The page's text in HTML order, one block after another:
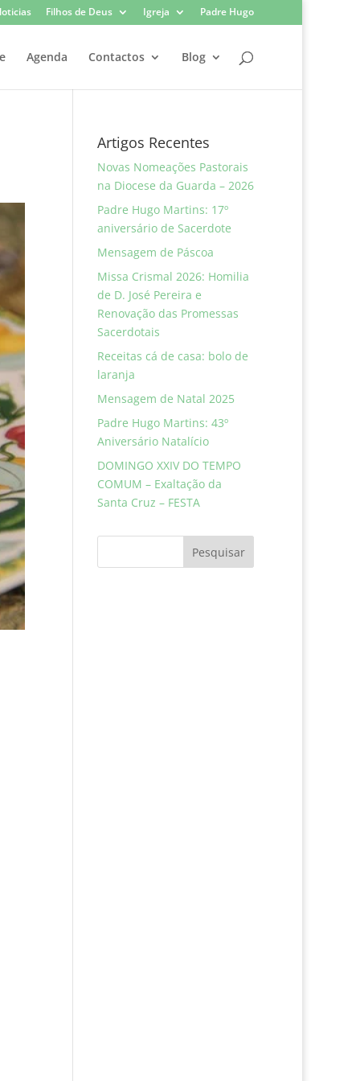
Filhos de Deus Igreja Padre Hugo
Agenda Contactos Blog
Artigos Recentes
Novas Nomeações Pastorais
na Diocese da Guarda – 2026
Padre Hugo Martins: 17º
aniversário de Sacerdote
Mensagem de Páscoa
Missa Crismal 2026: Homilia
de D. José Pereira e
Renovação das Promessas
Sacerdotais
Receitas cá de casa: bolo de
laranja
Mensagem de Natal 2025
Padre Hugo Martins: 43º
Aniversário Natalício
DOMINGO XXIV DO TEMPO
COMUM – Exaltação da
Santa Cruz – FESTA
Pesquisar